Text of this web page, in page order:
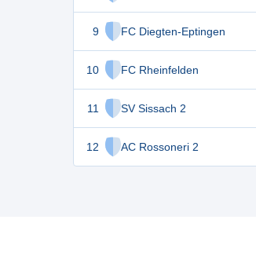
9 FC Diegten-Eptingen
10 FC Rheinfelden
11 SV Sissach 2
12 AC Rossoneri 2